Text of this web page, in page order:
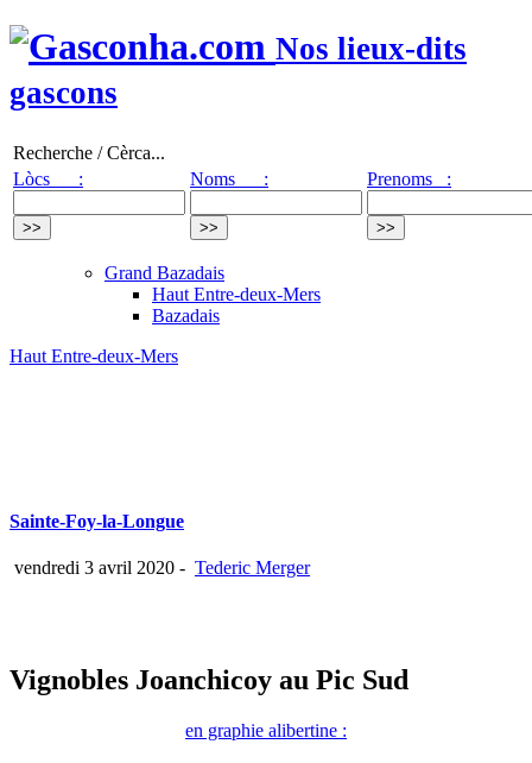
Nos lieux-dits
gascons
Recherche / Cèrca...
Lòcs :
Noms : Prenoms :
Grand Bazadais
Haut Entre-deux-Mers
Bazadais
Haut Entre-deux-Mers
Sainte-Foy-la-Longue
vendredi 3 avril 2020 - Tederic Merger
Vignobles Joanchicoy au Pic Sud
en graphie alibertine :